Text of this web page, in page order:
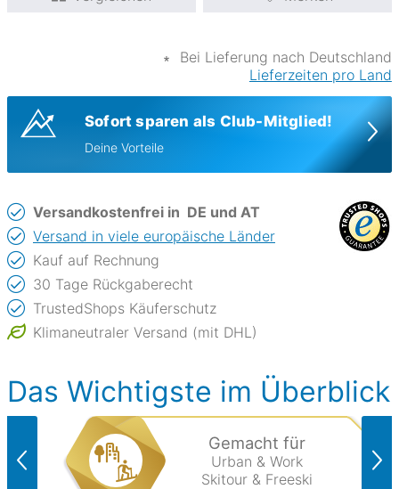
∗
Bei Lieferung nach Deutschland
Lieferzeiten pro Land
Sofort sparen als Club-Mitglied!
Deine Vorteile
Versandkostenfrei in DE und AT
Versand in viele europäische Länder
Kauf auf Rechnung
30 Tage Rückgaberecht
TrustedShops Käuferschutz
Klimaneutraler Versand (mit DHL)
Das Wichtigste im Überblick
Gemacht für
Urban & Work
Skitour & Freeski